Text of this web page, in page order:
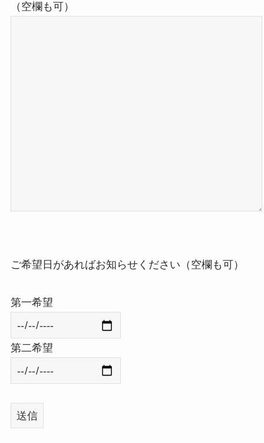
（空欄も可）
ご希望日があればお知らせください（空欄も可）
第一希望
第二希望